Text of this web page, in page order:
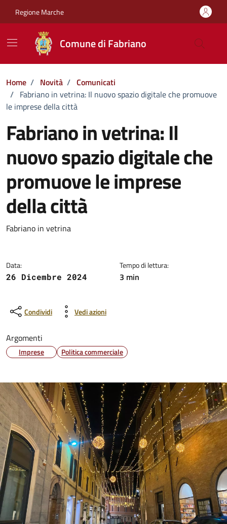
Regione Marche
Comune di Fabriano
Home / Novità / Comunicati
/ Fabriano in vetrina: Il nuovo spazio digitale che promuove
le imprese della città
Fabriano in vetrina: Il
nuovo spazio digitale che
promuove le imprese
della città
Dettagli della notizia
Fabriano in vetrina
Data:
26 Dicembre 2024
Tempo di lettura:
3 min
Condividi Vedi azioni
Argomenti
Imprese Politica commerciale